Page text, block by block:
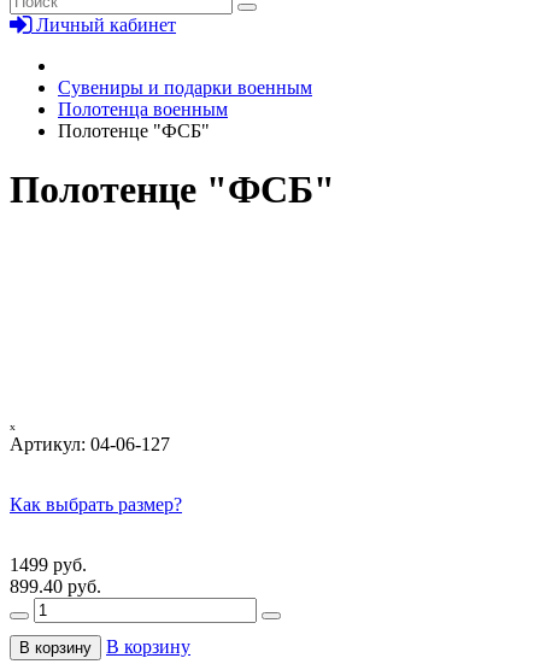
Личный кабинет
Сувениры и подарки военным
Полотенца военным
Полотенце "ФСБ"
Полотенце "ФСБ"
ₓ
Артикул: 04-06-127
Как выбрать размер?
1499 руб.
899.40 руб.
В корзину В корзину